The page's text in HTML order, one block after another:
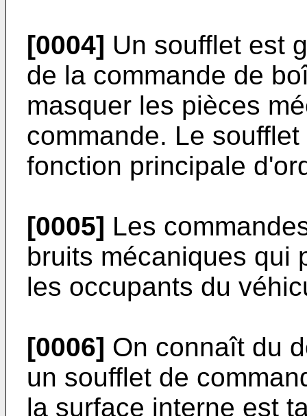
[0004] Un soufflet est
de la commande de
masquer les pièces
commande. Le
fonction principale
[0005] Les
bruits mécaniques qui
les occupants du
[0006] On connaît du
un soufflet de
la surface interne est